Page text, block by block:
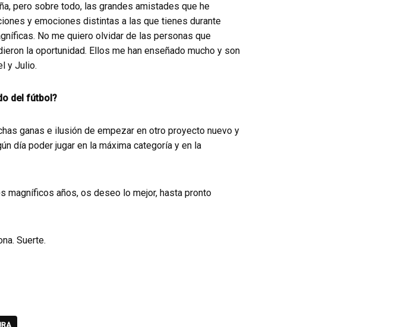
pero sobre todo, las grandes amistades que he
y emociones distintas a las que tienes durante
No me quiero olvidar de las personas que
la oportunidad. Ellos me han enseñado mucho y son
y Julio.
del fútbol?
ganas e ilusión de empezar en otro proyecto nuevo y
día poder jugar en la máxima categoría y en la
magníficos años, os deseo lo mejor, hasta pronto
Suerte.